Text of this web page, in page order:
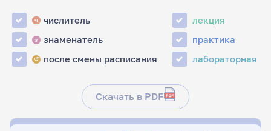
ч числитель
з знаменатель
↺ после смены расписания
лекция
практика
лабораторная
Скачать в PDF